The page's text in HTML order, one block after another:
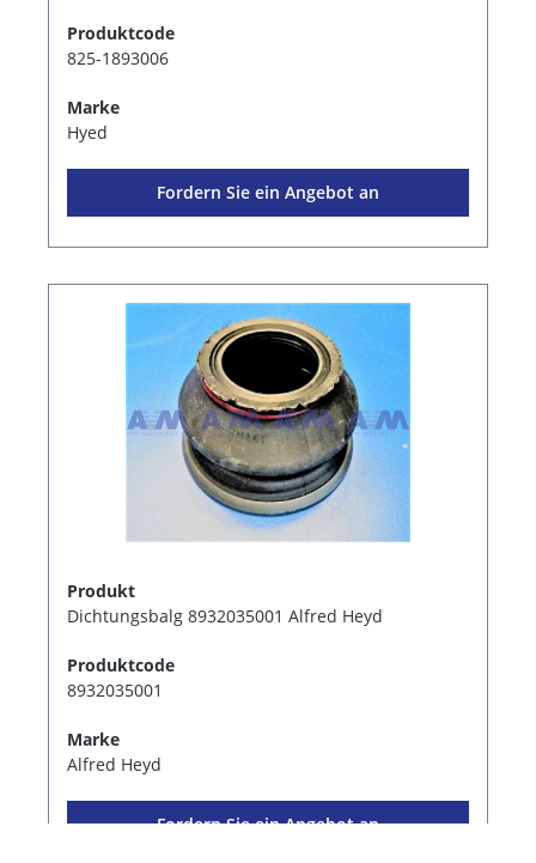
Produktcode
825-1893006
Marke
Hyed
Fordern Sie ein Angebot an
Produkt
Dichtungsbalg 8932035001 Alfred Heyd
Produktcode
8932035001
Marke
Alfred Heyd
Fordern Sie ein Angebot an